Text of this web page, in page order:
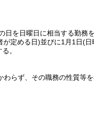
日を日曜日に相当する勤務
が定める日)並びに1月1日(日
。
わらず、その職務の性質等